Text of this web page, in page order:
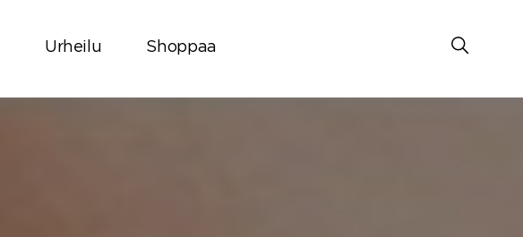
Urheilu Shoppaa